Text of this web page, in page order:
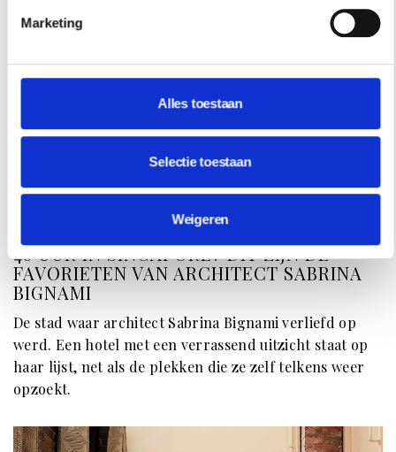
Marketing
Alles toestaan
Selectie toestaan
Weigeren
48 UUR IN SINGAPORE? DIT ZIJN DE
FAVORIETEN VAN ARCHITECT SABRINA
BIGNAMI
De stad waar architect Sabrina Bignami verliefd op
werd. Een hotel met een verrassend uitzicht staat op
haar lijst, net als de plekken die ze zelf telkens weer
opzoekt.